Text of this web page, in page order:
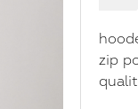
zip